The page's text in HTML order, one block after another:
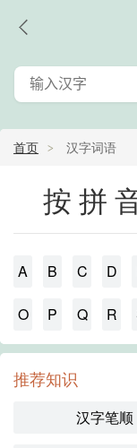
首页 汉字词语
按拼
A B C D
O P Q R
推荐知识
汉字笔顺